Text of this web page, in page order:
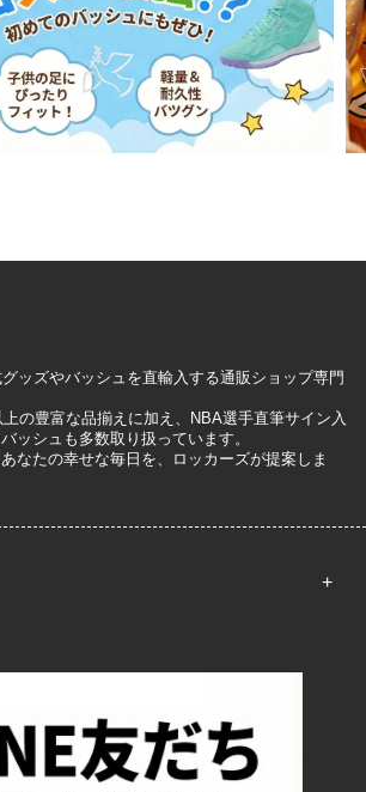
ッズやバッシュを直輸入する通販ショップ専門
の豊富な品揃えに加え、NBA選手直筆サイン入
ッシュも多数取り扱っています。
なたの幸せな毎日を、ロッカーズが提案しま
て